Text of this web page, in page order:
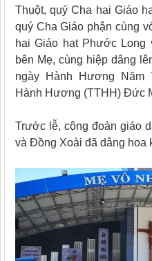
Thuột, quý Cha hai Giáo
quý Cha Giáo phận cùng
hai Giáo hạt Phước
bên Mẹ, cùng hiệp dâng
ngày Hành Hương Năm
Hành Hương (TTHH) Đức
Trước lễ, cộng đoàn giáo
và Đồng Xoài đã dâng hoa